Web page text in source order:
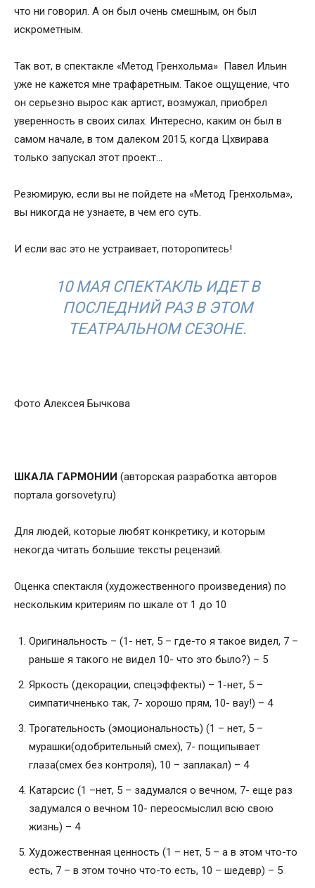
что ни говорил. А он был очень смешным, он был
искрометным.
Так вот, в спектакле «Метод Гренхольма» Павел Ильин
уже не кажется мне трафаретным. Такое ощущение, что
он серьезно вырос как артист, возмужал, приобрел
уверенность в своих силах. Интересно, каким он был в
самом начале, в том далеком 2015, когда Цхвирава
только запускал этот проект…
Резюмирую, если вы не пойдете на «Метод Гренхольма»,
вы никогда не узнаете, в чем его суть.
И если вас это не устраивает, поторопитесь!
10 МАЯ СПЕКТАКЛЬ ИДЕТ В
ПОСЛЕДНИЙ РАЗ В ЭТОМ
ТЕАТРАЛЬНОМ СЕЗОНЕ.
Фото Алексея Бычкова
ШКАЛА ГАРМОНИИ (авторская разработка авторов
портала gorsovety.ru)
Для людей, которые любят конкретику, и которым
некогда читать большие тексты рецензий.
Оценка спектакля (художественного произведения) по
нескольким критериям по шкале от 1 до 10
Оригинальность – (1- нет, 5 – где-то я такое видел, 7 –
раньше я такого не видел 10- что это было?) – 5
Яркость (декорации, спецэффекты) – 1-нет, 5 –
симпатичненько так, 7- хорошо прям, 10- вау!) – 4
Трогательность (эмоциональность) (1 – нет, 5 –
мурашки(одобрительный смех), 7- пощипывает
глаза(смех без контроля), 10 – заплакал) – 4
Катарсис (1 –нет, 5 – задумался о вечном, 7- еще раз
задумался о вечном 10- переосмыслил всю свою
жизнь) – 4
Художественная ценность (1 – нет, 5 – а в этом что-то
есть, 7 – в этом точно что-то есть, 10 – шедевр) – 5